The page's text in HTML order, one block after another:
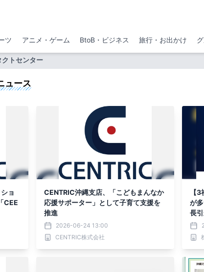
ツ アニメ・ゲーム BtoB・ビジネス 旅行・お出かけ
クトセンター
ュース
ョ
CEE
CENTRIC沖縄支店、「こどもまんなか
応援サポーター」として子育て支援を
推進
2026-06-24 13:00
CENTRIC株式会社
【
が
長
動
の